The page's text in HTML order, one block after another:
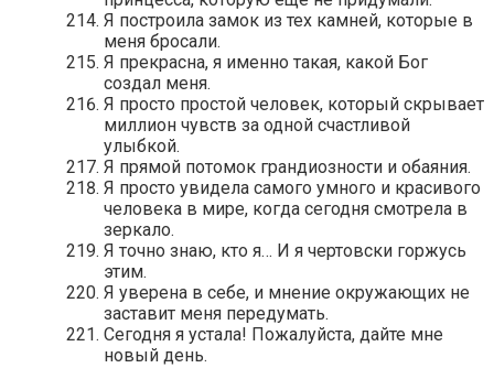
Я построила замок из тех камней, которые в
меня бросали.
Я прекрасна, я именно такая, какой Бог
создал меня.
Я просто простой человек, который скрывает
миллион чувств за одной счастливой
улыбкой.
Я прямой потомок грандиозности и обаяния.
Я просто увидела самого умного и красивого
человека в мире, когда сегодня смотрела в
зеркало.
Я точно знаю, кто я… И я чертовски горжусь
этим.
Я уверена в себе, и мнение окружающих не
заставит меня передумать.
Сегодня я устала! Пожалуйста, дайте мне
новый день.